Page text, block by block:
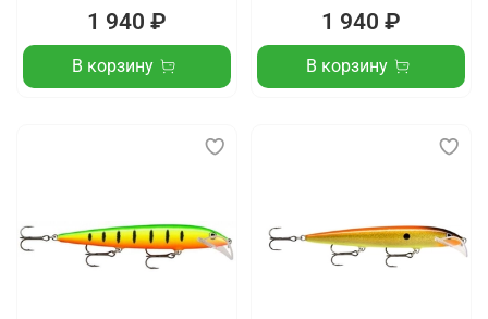
1 940 ₽
В корзину
1 940 ₽
В корзину